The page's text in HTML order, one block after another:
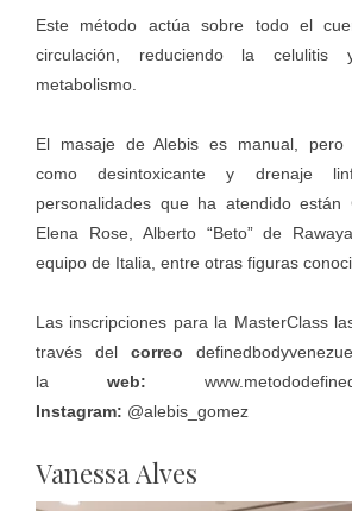
Este método actúa sobre todo el
circulación, reduciendo la celulitis
metabolismo.
El masaje de Alebis es manual, pero
como desintoxicante y drenaje
personalidades que ha atendido están
Elena Rose, Alberto “Beto” de
equipo de Italia, entre otras figuras
Las inscripciones para la MasterClass
través del correo
la web:
Instagram: @alebis_gomez
Vanessa Alves